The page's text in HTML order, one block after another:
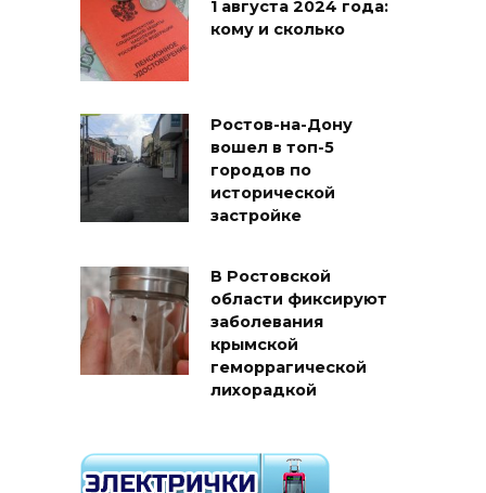
1 августа 2024 года:
кому и сколько
Ростов-на-Дону
вошел в топ-5
городов по
исторической
застройке
В Ростовской
области фиксируют
заболевания
крымской
геморрагической
лихорадкой